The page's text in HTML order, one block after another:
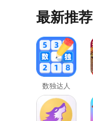
最新推荐
数独达人